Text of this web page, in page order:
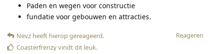
Paden en wegen voor constructie
fundatie voor gebouwen en attracties.
Reageren
Nevz heeft hierop gereageerd.
Coasterfrenzyvindt dit leuk.